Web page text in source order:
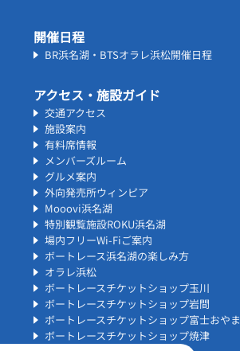
開催日程
BR浜名湖・BTSオラレ浜松開催日程
アクセス・施設ガイド
交通アクセス
施設案内
有料席情報
メンバーズルーム
グルメ案内
外向発売所ウィンピア
Mooovi浜名湖
特別観覧施設ROKU浜名湖
場内フリーWi-Fiご案内
ボートレース浜名湖の楽しみ方
オラレ浜松
ボートレースチケットショップ玉川
ボートレースチケットショップ岩間
ボートレースチケットショップ富士おやま
ボートレースチケットショップ焼津